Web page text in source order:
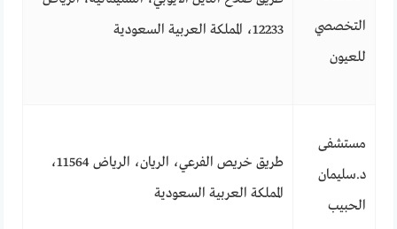
التخصصي
للعيون
12233، المملكة العربية السعودية
مستشفى
د.سليمان
الحبيب
طريق خريص الفرعي، الريان، الرياض 11564،
المملكة العربية السعودية